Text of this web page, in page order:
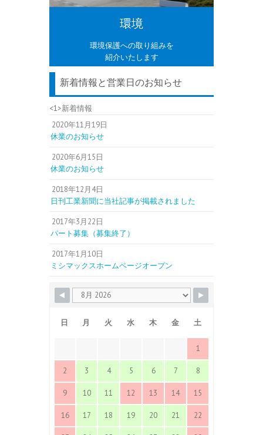
環境
環境保護への取り組みを
紹介いたします
新着情報と営業日のお知らせ
<1>新着情報
2020年11月19日
休業のお知らせ
2020年6月15日
休業のお知らせ
2018年12月4日
日刊工業新聞に当社記事が掲載されました
2017年3月22日
パート募集（募集終了）
2017年1月10日
ミシマックスホームページオープン
日 月 火 水 木 金 土
1
2 3 4 5 6 7 8
9 10 11 12 13 14 15
16 17 18 19 20 21 22